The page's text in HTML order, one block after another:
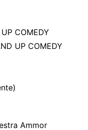
COMEDY
UP COMEDY
Ammor